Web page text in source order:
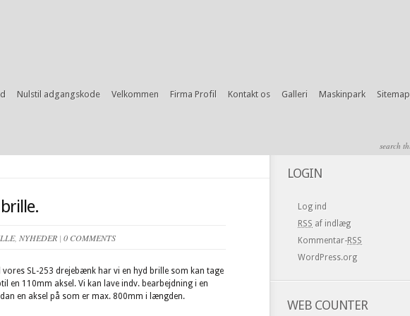
Nulstil adgangskode Velkommen Firma Profil Kontakt os Galleri Maskinpark Sitemap
, NYHEDER | 0 COMMENTS
vores SL-253 drejebænk har vi en hyd brille som kan tage
en 110mm aksel. Vi kan lave indv. bearbejdning i en
en aksel på som er max. 800mm i længden.
LOGIN
Log ind
RSS af indlæg
Kommentar-RSS
WordPress.org
WEB COUNTER